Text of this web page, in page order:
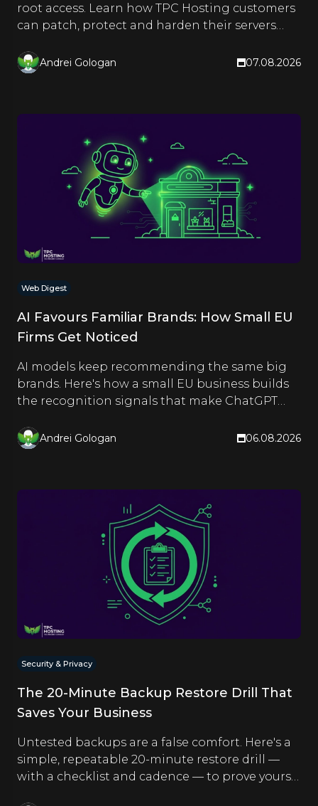
root access. Learn how TPC Hosting customers
can patch, protect and harden their servers
Andrei Gologan 07.08.2026
Web Digest
AI Favours Familiar Brands: How Small EU
Firms Get Noticed
AI models keep recommending the same big
brands. Here's how a small EU business builds
the recognition signals that make ChatGPT
Andrei Gologan 06.08.2026
Security & Privacy
The 20-Minute Backup Restore Drill That
Saves Your Business
Untested backups are a false comfort. Here's a
simple, repeatable 20-minute restore drill —
with a checklist and cadence — to prove yours